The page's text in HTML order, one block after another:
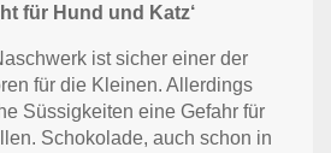
für Hund und Katz‘
ist sicher einer der
für die Kleinen. Allerdings
Süssigkeiten eine Gefahr für
Schokolade, auch schon in